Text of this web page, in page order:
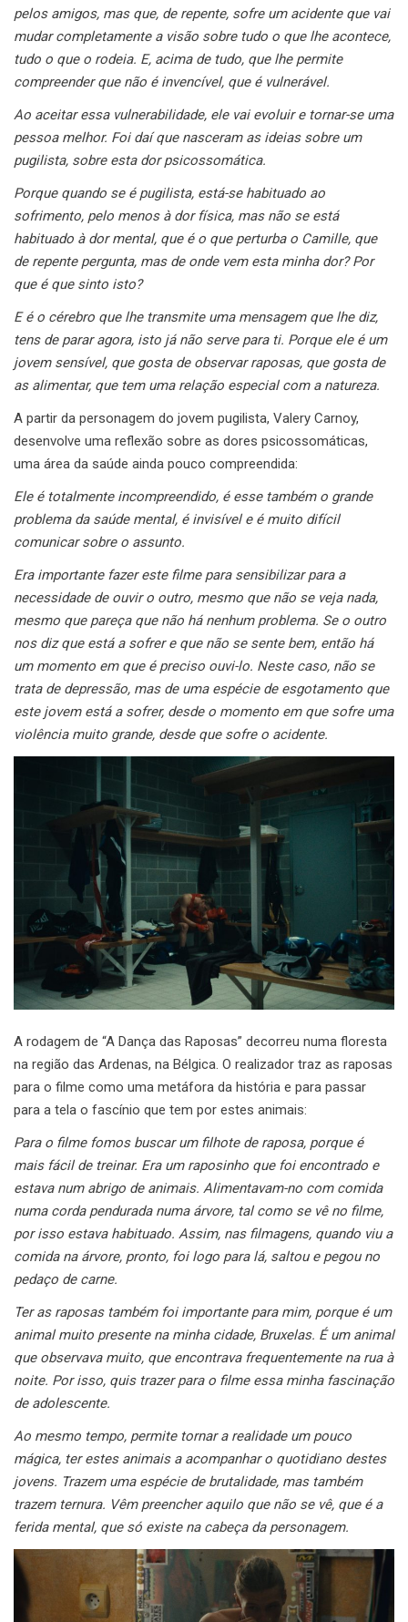
pelos amigos, mas que, de repente, sofre um acidente que vai
mudar completamente a visão sobre tudo o que lhe acontece,
tudo o que o rodeia. E, acima de tudo, que lhe permite
compreender que não é invencível, que é vulnerável.
Ao aceitar essa vulnerabilidade, ele vai evoluir e tornar-se uma
pessoa melhor. Foi daí que nasceram as ideias sobre um
pugilista, sobre esta dor psicossomática.
Porque quando se é pugilista, está-se habituado ao
sofrimento, pelo menos à dor física, mas não se está
habituado à dor mental, que é o que perturba o Camille, que
de repente pergunta, mas de onde vem esta minha dor? Por
que é que sinto isto?
E é o cérebro que lhe transmite uma mensagem que lhe diz,
tens de parar agora, isto já não serve para ti. Porque ele é um
jovem sensível, que gosta de observar raposas, que gosta de
as alimentar, que tem uma relação especial com a natureza.
A partir da personagem do jovem pugilista, Valery Carnoy,
desenvolve uma reflexão sobre as dores psicossomáticas,
uma área da saúde ainda pouco compreendida:
Ele é totalmente incompreendido, é esse também o grande
problema da saúde mental, é invisível e é muito difícil
comunicar sobre o assunto.
Era importante fazer este filme para sensibilizar para a
necessidade de ouvir o outro, mesmo que não se veja nada,
mesmo que pareça que não há nenhum problema. Se o outro
nos diz que está a sofrer e que não se sente bem, então há
um momento em que é preciso ouvi-lo. Neste caso, não se
trata de depressão, mas de uma espécie de esgotamento que
este jovem está a sofrer, desde o momento em que sofre uma
violência muito grande, desde que sofre o acidente.
A rodagem de “A Dança das Raposas” decorreu numa floresta
na região das Ardenas, na Bélgica. O realizador traz as raposas
para o filme como uma metáfora da história e para passar
para a tela o fascínio que tem por estes animais:
Para o filme fomos buscar um filhote de raposa, porque é
mais fácil de treinar. Era um raposinho que foi encontrado e
estava num abrigo de animais. Alimentavam-no com comida
numa corda pendurada numa árvore, tal como se vê no filme,
por isso estava habituado. Assim, nas filmagens, quando viu a
comida na árvore, pronto, foi logo para lá, saltou e pegou no
pedaço de carne.
Ter as raposas também foi importante para mim, porque é um
animal muito presente na minha cidade, Bruxelas. É um animal
que observava muito, que encontrava frequentemente na rua à
noite. Por isso, quis trazer para o filme essa minha fascinação
de adolescente.
Ao mesmo tempo, permite tornar a realidade um pouco
mágica, ter estes animais a acompanhar o quotidiano destes
jovens. Trazem uma espécie de brutalidade, mas também
trazem ternura. Vêm preencher aquilo que não se vê, que é a
ferida mental, que só existe na cabeça da personagem.